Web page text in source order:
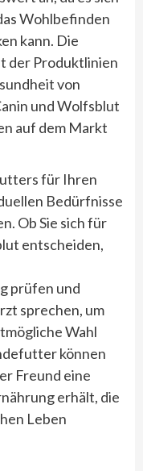
Wohlbefinden
kann. Die
der Produktlinien
von
und Wolfsblut
auf dem Markt
für Ihren
Bedürfnisse
Ob Sie sich für
entscheiden,
prüfen und
sprechen, um
Wahl
können
Freund eine
erhält, die
Leben